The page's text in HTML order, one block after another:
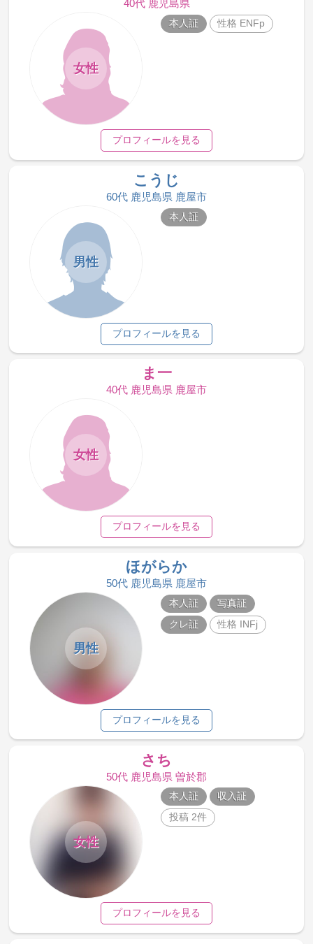
40代 鹿児島県
女性
本人証 性格 ENFp
プロフィールを見る
こうじ
60代 鹿児島県 鹿屋市
男性
本人証
プロフィールを見る
ま一
40代 鹿児島県 鹿屋市
女性
プロフィールを見る
ほがらか
50代 鹿児島県 鹿屋市
男性
本人証
写真証
クレ証
性格 INFj
プロフィールを見る
さち
50代 鹿児島県 曽於郡
女性
本人証
収入証
投稿 2件
プロフィールを見る